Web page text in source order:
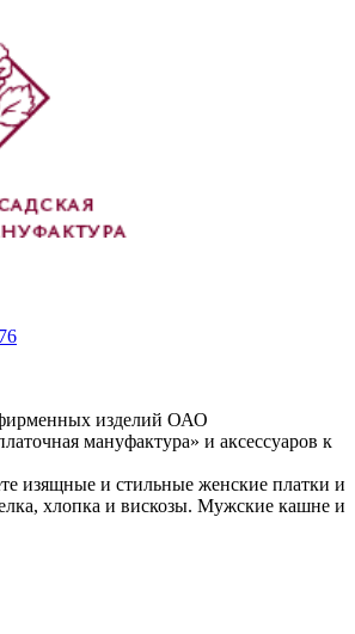
изделий ОАО
мануфактура» и аксессуаров к
изящные и стильные женские платки и
хлопка и вискозы. Мужские кашне и